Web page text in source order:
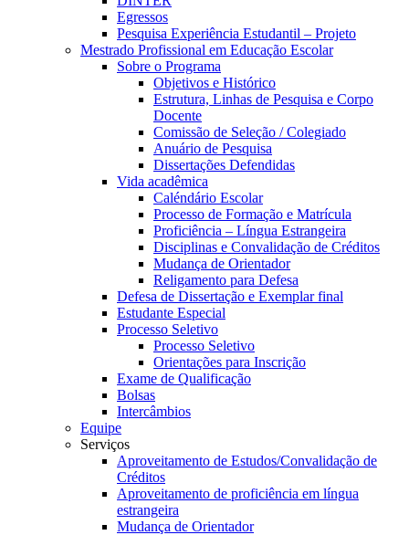
Egressos
Pesquisa Experiência Estudantil – Projeto
Mestrado Profissional em Educação Escolar
Sobre o Programa
Objetivos e Histórico
Estrutura, Linhas de Pesquisa e Corpo
Docente
Comissão de Seleção / Colegiado
Anuário de Pesquisa
Dissertações Defendidas
Vida acadêmica
Caléndário Escolar
Processo de Formação e Matrícula
Proficiência – Língua Estrangeira
Disciplinas e Convalidação de Créditos
Mudança de Orientador
Religamento para Defesa
Defesa de Dissertação e Exemplar final
Estudante Especial
Processo Seletivo
Processo Seletivo
Orientações para Inscrição
Exame de Qualificação
Bolsas
Intercâmbios
Equipe
Serviços
Aproveitamento de Estudos/Convalidação de
Créditos
Aproveitamento de proficiência em língua
estrangeira
Mudança de Orientador